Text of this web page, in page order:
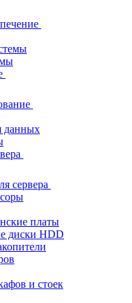
данных
сервера
платы
диски HDD
и стоек